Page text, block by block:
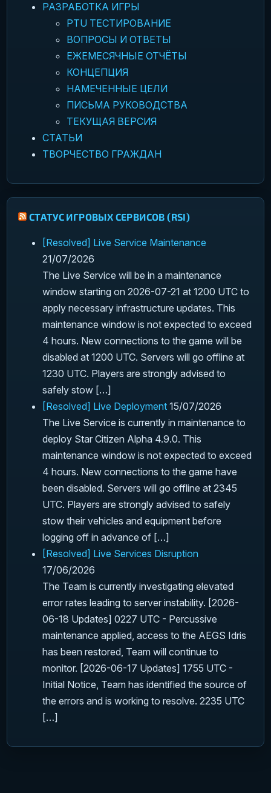
РАЗРАБОТКА ИГРЫ
PTU ТЕСТИРОВАНИЕ
ВОПРОСЫ И ОТВЕТЫ
ЕЖЕМЕСЯЧНЫЕ ОТЧЁТЫ
КОНЦЕПЦИЯ
НАМЕЧЕННЫЕ ЦЕЛИ
ПИСЬМА РУКОВОДСТВА
ТЕКУЩАЯ ВЕРСИЯ
СТАТЬИ
ТВОРЧЕСТВО ГРАЖДАН
СТАТУС ИГРОВЫХ СЕРВИСОВ (RSI)
[Resolved] Live Service Maintenance
21/07/2026
The Live Service will be in a maintenance
window starting on 2026-07-21 at 1200 UTC to
apply necessary infrastructure updates. This
maintenance window is not expected to exceed
4 hours. New connections to the game will be
disabled at 1200 UTC. Servers will go offline at
1230 UTC. Players are strongly advised to
safely stow […]
[Resolved] Live Deployment 15/07/2026
The Live Service is currently in maintenance to
deploy Star Citizen Alpha 4.9.0. This
maintenance window is not expected to exceed
4 hours. New connections to the game have
been disabled. Servers will go offline at 2345
UTC. Players are strongly advised to safely
stow their vehicles and equipment before
logging off in advance of […]
[Resolved] Live Services Disruption
17/06/2026
The Team is currently investigating elevated
error rates leading to server instability. [2026-
06-18 Updates] 0227 UTC - Percussive
maintenance applied, access to the AEGS Idris
has been restored, Team will continue to
monitor. [2026-06-17 Updates] 1755 UTC -
Initial Notice, Team has identified the source of
the errors and is working to resolve. 2235 UTC
[…]